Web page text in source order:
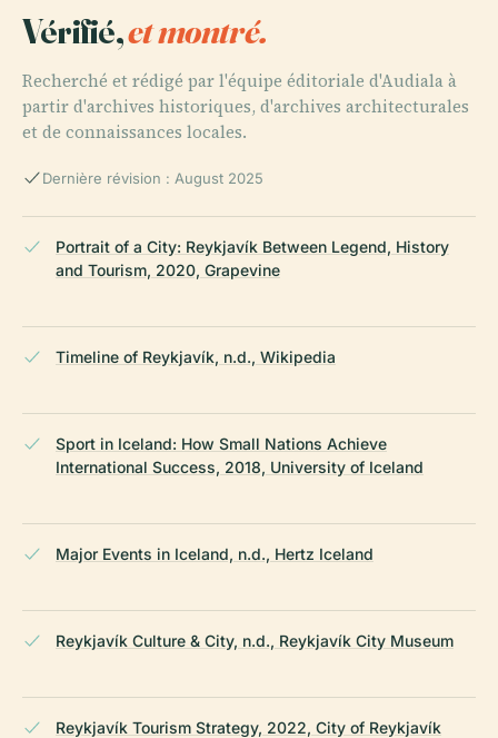
Vérifié,et montré.
Recherché et rédigé par l'équipe éditoriale d'Audiala à
partir d'archives historiques, d'archives architecturales
et de connaissances locales.
Dernière révision : August 2025
Portrait of a City: Reykjavík Between Legend, History
and Tourism, 2020, Grapevine
Timeline of Reykjavík, n.d., Wikipedia
Sport in Iceland: How Small Nations Achieve
International Success, 2018, University of Iceland
Major Events in Iceland, n.d., Hertz Iceland
Reykjavík Culture & City, n.d., Reykjavík City Museum
Reykjavík Tourism Strategy, 2022, City of Reykjavík